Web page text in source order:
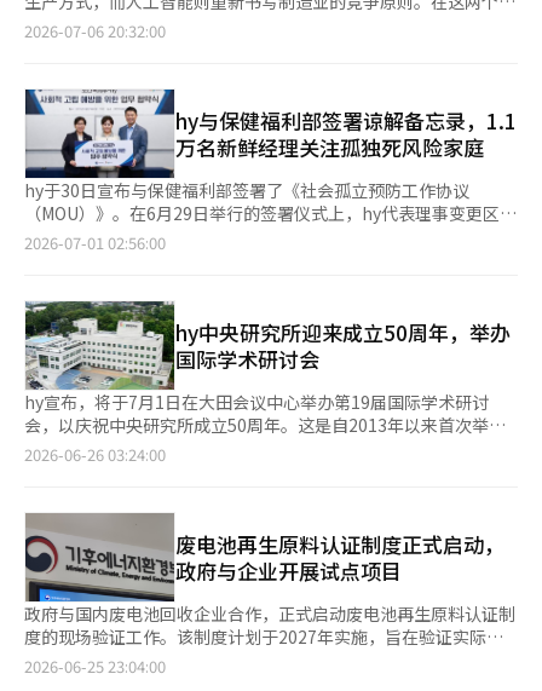
西瓜饮料之后，时令水果系列扩展到了参梅。这两款产品结合了星
州参梅的淡淡甜味与茉莉花茶，并加入了参梅丁块、小珍珠和椰子
使用了国内最大参梅产地——庆北星州的参梅原料，保留了水果本
身的甜美味道，并在国内1A等级原奶的基础上进行发酵，加入果
肉，使其具有浓稠和脆爽的双重口感。每杯含有10克蛋白质，增强
了营养价值。 业内人士表示：“随着消费者对时令食材产品的关
注度提高，参梅作为夏季代表原料的应用范围正在不断扩大。”※
本报道经人工智能（AI）系统翻译与编辑。
距也在缩小。根据人工智能分析指数，中国开源权重的顶级模
型“月球任务AI”的“基米K2.6”和小米的“MiMo-V2.5-Pro”均
前中国开源权重顶级模型得分22分相比，差距急剧缩小。 面对中
国的市场攻势，美国开始采取措施。美国众议院中国特别委员会和
国土安全委员会在4月向Airbnb和AI编码工具“Cursor”的开发公
司Anisphere发出信函，表达了对使用中国模型的国家安全和数据
安全的担忧。深思科技明确表示其API输入的数据会用于学习，这
引发了对根据中国国家情报法，数据提供义务可能与企业代码和业
务数据结合的质疑。 然而，在安全性和数据保护至关重要的企业
级高端市场，美国模型仍保持优势。安特罗皮克在6月的开放路由
型几乎没有存在感。Upstage的“Solar Pro 3”自1月以来已在开
放路由上架，但其累计处理量仅为数十亿令牌，在周处理量达到25
万亿令牌的平台上，韩国模型未能进入使用量前列。虽然Naver和
LG AI研究院等也拥有自己的模型，但在全球开发者市场中的使用
量微乎其微。 在政府主导的独立基础模型（独立基础模型）项目
仍处于进行阶段的情况下，国内开发者和初创公司通过开放路由等
渠道使用中国模型的规模尚未得到实质性了解。由于国产模型在电
监管手段显得捉襟见肘。※ 本报道经人工智能（AI）系统翻译与编
辑。
配方。 日东后迪斯相关人士表示：“通过这种可以一次性摄入23
种必需和非必需氨基酸以及20种维生素、矿物质的差异化配方，将
康管理需求的细分，纷纷推出将多种营养成分结合在一起或多样化
摄入形式的健康功能食品。 hy正在将其益生菌产品线从液体扩展
到粉末和胶囊，而CJ Wellcare则针对年轻消费者推出结合角色和
口味的产品，体现出功能性与摄入便利性相结合的趋势。※ 本报
道经人工智能（AI）系统翻译与编辑。
潮同时涌来的时代，曾是韩国工业起点的POSCO正在准备什么样
心”战略。这一从单一钢铁业务结构中走出的多元化增长动力的意
识，正逢其时，且准确指出了POSCO必须跨越的门槛，意义重
个根本性的问题需要回答。 POSCO为什么存在？ 我在POSCO工作
了36年，负责钢铁、建筑和贸易领域的战略规划，并作为集团价值
管理室长（重组总部长）直接参与了业务组合的重组，亲身经历了
公司的成长与危机。在这个过程中，我得出的结论是：企业的战略
应从“我们要做什么（What）”出发，而不是“我们为什么存在
中，令人印象深刻的并不是各个企业的投资规模，而是如何通过产
业改变国家、振兴地区、为年轻人开辟未来的哲学首先被提出。引
领韩国工业的企业战略，只有与国家的未来自然连接时，才能真正
完成。 1973年，浦项制铁厂不仅仅是一个简单的钢铁厂。由于
有“制铁报国”的使命，才得以将世界认为不可能的事情变为现
实。现在我们需要的不是否定这一使命，而是根据时代进行扩展。
如今，POSCO需要回答的问题已超越“我们要生产多少钢铁”。
“如何用新钢铁创造人类的未来。” 我最近完成的手稿《用新钢
于此。POSCO的存在理由不仅仅是成为更好的钢铁公司，而是要
扩展到用无碳钢铁创新韩国制造业，创造全球工业的新标准。 当
这一哲学共同建立时，三级核心战略将获得更强的推动力。 首
先，浦项和光阳应转变为全球首个HyREX绿色钢铁超级项目。这是
将氢还原炼钢、基于核电的清洁电力、人工智能智能工厂、EPC技
术、全球标准化整合为一个国家项目的工作。这不仅是POSCO单
独的投资计划，更是重新设计韩国制造业未来的项目。 其次，应
加强与地区共同成长的视角。浦项和光阳应发展为研究开发、创
2026-07-06 20:32:00
hy与保健福利部签署谅解备忘录，1.1
万名新鲜经理关注孤独死风险家庭
hy于30日宣布与保健福利部签署了《社会孤立预防工作协议
（MOU）》。在6月29日举行的签署仪式上，hy代表理事变更区与
保健福利部部长郑恩京等主要相关人士出席了活动。 此次协议旨
查》，去年孤独死人数为3924人，比前一年（3661人）增加了
7.2%。随着单人家庭比例的增加，经历孤立状态的人持续增加，
早期识别外部接触较少的危机家庭的需求日益迫切。 根据协议，
hy将利用全国1.1万名新鲜经理网络开展确认弱势家庭安危的活
动。在定期配送过程中，如发现危机迹象，将通过保健福利部的移
动应用程序《福利危机报警》进行报告，并协助与公共福利体系对
接，获取必要的支持。同时，还将利用自家产品宣传册等消费者接
触渠道，宣传保健福利部的孤立预防项目和活动。 实际上，前线
际的社会安全网作用。今年1月，卓晶淑新鲜经理因发现孤独死并
迅速响应而获得首尔广津区区长表彰。此前，去年12月，李贤淑新
鲜经理因在危机家庭发掘及孤独死预防方面的贡献而获得保健福利
部部长奖。 hy代表理事变更区表示：“通过确认安危来关注周围
困难的邻居，责任重大。”并表示：“将与保健福利部紧密合作，
全力以赴预防社会孤立和发掘孤独死风险家庭。” 此外，hy一直
利用全国性的流通基础设施持续构建社会安全网。最近，hy还与首
尔警察厅、首尔地方邮政局、首尔跆拳道协会合作，开展儿童上学
2026-07-01 02:56:00
hy中央研究所迎来成立50周年，举办
国际学术研讨会
hy宣布，将于7月1日在大田会议中心举办第19届国际学术研讨
会，以庆祝中央研究所成立50周年。这是自2013年以来首次举办
的国际学术交流活动。 hy自1979年起以“益生菌与健康”为主题
益生菌研究的最新动态和未来方向。 今年的副标题为“超越肠道
的益生菌：通过综合科学与技术推动益生菌的发展”。此次研讨会
将重点关注益生菌研究及微生物组技术的发展，超越肠道健康的范
畴，关注人体整体。 会议的主持人是首尔科学技术大学食品工程
系的金智妍教授。演讲者包括康奈尔大学的埃拉德·塔科教授、哈
佛大学的许俊烈教授、浦项科技大学的林信赫教授以及hy新增长团
队的崔一东团队长。 演讲内容将涵盖特定菌株对肠道功能和微生
物组的影响、通过临床试验和微生物组分析提升免疫力的效果，以
2026-06-26 03:24:00
废电池再生原料认证制度正式启动，
政府与企业开展试点项目
政府与国内废电池回收企业合作，正式启动废电池再生原料认证制
度的现场验证工作。该制度计划于2027年实施，旨在验证实际生
产流程中的认证标准，以建立应对海外环境法规的认证体系。气候
2026-06-25 23:04:00